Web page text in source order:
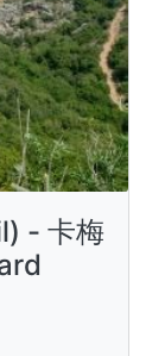
- 卡梅